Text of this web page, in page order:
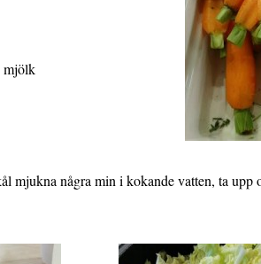
mjölk
mjukna några min i kokande vatten, ta upp